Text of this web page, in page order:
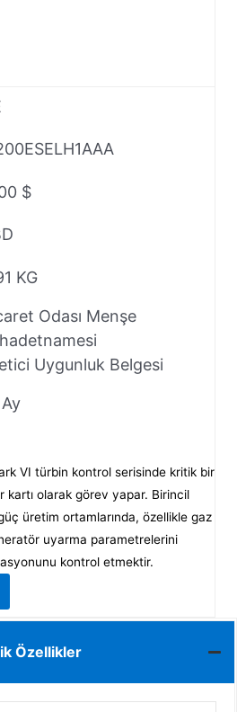
$
KG
Odası Menşe
Uygunluk Belgesi
VI türbin kontrol serisinde kritik bir
kartı olarak görev yapar. Birincil
üretim ortamlarında, özellikle gaz
uyarma parametrelerini
kontrol etmektir.
Özellikler